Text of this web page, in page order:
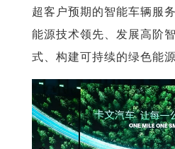
超客户预期的智能车辆服
能源技术领先、发展高阶
式、构建可持续的绿色能